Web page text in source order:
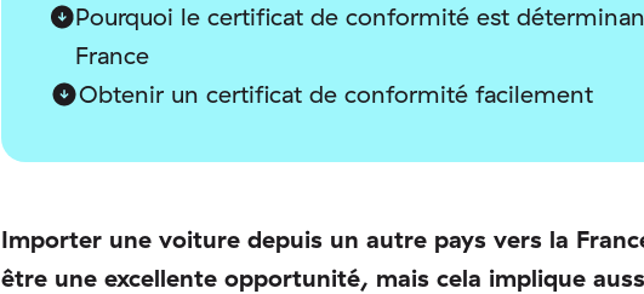
Pourquoi le certificat de conformité est
France
Obtenir un certificat de conformité facilement
Importer une voiture depuis un autre pays vers la
être une excellente opportunité, mais cela implique